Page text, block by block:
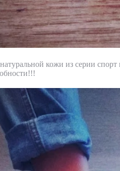
кожи из серии